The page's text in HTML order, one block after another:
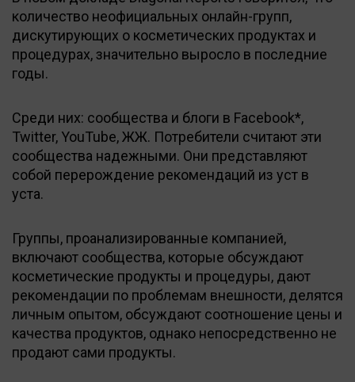
количество неофициальных онлайн-групп,
дискутирующих о косметических продуктах и
процедурах, значительно выросло в последние
годы.
Среди них: сообщества и блоги в Facebook*,
Twitter, YouTube, ЖЖ. Потребители считают эти
сообщества надежными. Они представляют
собой перерождение рекомендаций из уст в
уста.
Группы, проанализированные компанией,
включают сообщества, которые обсуждают
косметические продукты и процедуры, дают
рекомендации по проблемам внешности, делятся
личным опытом, обсуждают соотношение цены и
качества продуктов, однако непосредственно не
продают сами продукты.